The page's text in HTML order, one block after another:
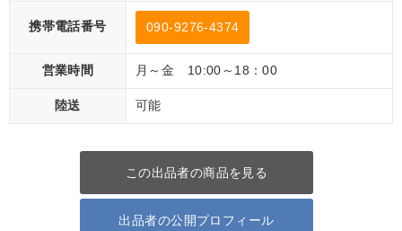
携帯電話番号 090-9276-4374
営業時間 月～金 10:00～18：00
陸送 可能
この出品者の商品を見る
出品者の公開プロフィール